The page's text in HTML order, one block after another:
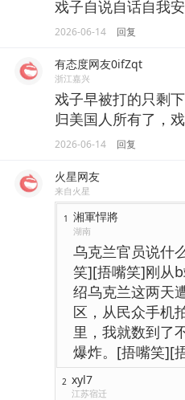
戏子自说自话自我
2026-06-14 回复
有态度网友0ifZqt
浙江嘉兴
戏子早被打的只剩
归美国人所有了，
2026-06-14 回复
火星网友
来自火星
1 湘軍悍將
湖南
乌克兰官员说什
笑][捂嘴笑]刚从
绍乌克兰这两天
区，从民众手机
里，我就数到了
爆炸。[捂嘴笑][
2 xyl7
江苏宿迁